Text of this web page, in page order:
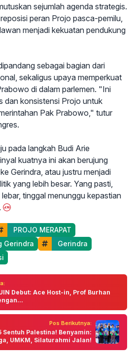
sejumlah agenda strategis.
peran Projo pasca-pemilu,
menjadi kekuatan pendukung
sebagai bagian dari
sekaligus upaya memperkuat
di dalam parlemen. "Ini
dan konsistensi Projo untuk
Pak Prabowo," tutur
pada langkah Budi Arie
kuatnya ini akan berujung
Gerindra, atau justru menjadi
yang lebih besar. Yang pasti,
tinggal menunggu kepastian
PROJO MERAPAT
Gerindra
Gerindra
Debut: Ace Host-in, Prof Burhan
Pos Berikutnya:
Sentuh Palestina! Benyamin:
UMKM, Silaturahmi Jalan!